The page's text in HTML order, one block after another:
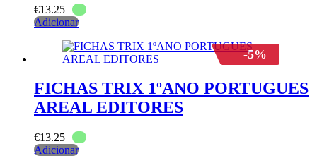
€13.25
Adicionar
-5%
FICHAS TRIX 1ºANO PORTUGUES
AREAL EDITORES
€13.25
Adicionar